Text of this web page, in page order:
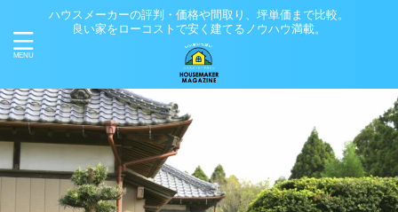
ハウスメーカーの評判・価格や間取り、坪単価まで比較。
良い家をローコストで安く建てるノウハウ満載。